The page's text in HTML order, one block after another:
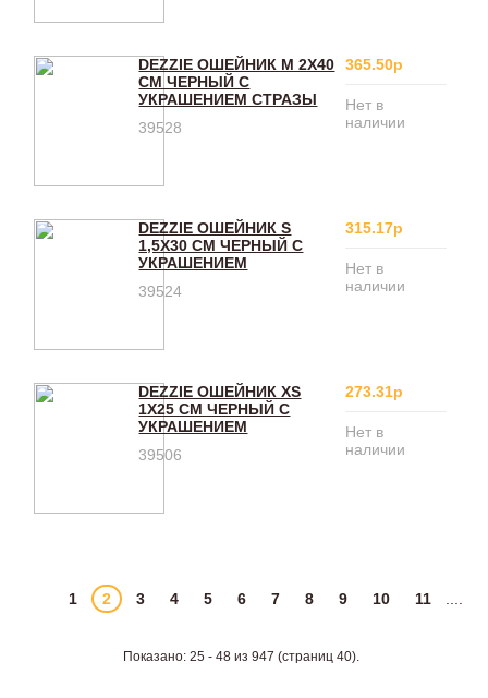
DEZZIE ОШЕЙНИК M 2X40
СМ ЧЕРНЫЙ С
УКРАШЕНИЕМ СТРАЗЫ
39528
365.50р
Нет в
наличии
DEZZIE ОШЕЙНИК S
1,5X30 СМ ЧЕРНЫЙ С
УКРАШЕНИЕМ
39524
315.17р
Нет в
наличии
DEZZIE ОШЕЙНИК XS
1X25 СМ ЧЕРНЫЙ С
УКРАШЕНИЕМ
39506
273.31р
Нет в
наличии
1 2 3 4 5 6 7 8 9 10 11
Показано: 25 - 48 из 947 (страниц 40).